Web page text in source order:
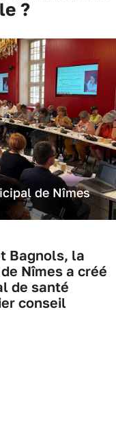
?
de Nîmes
Bagnols, la
Nîmes a créé
de santé
conseil